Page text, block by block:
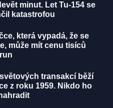
minut. Let Tu-154 se
katastrofou
která vypadá, že se
může mít cenu tisíců
transakcí běží
z roku 1959. Nikdo ho